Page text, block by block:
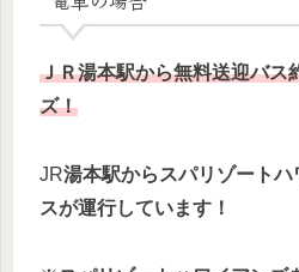
ＪＲ湯本駅から無料送迎バス
ズ！
JR湯本駅からスパリゾート
スが運行しています！